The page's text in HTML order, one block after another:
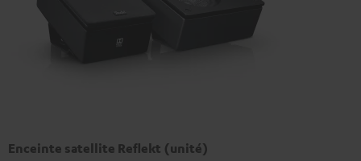
Enceinte satellite Reflekt (unité)